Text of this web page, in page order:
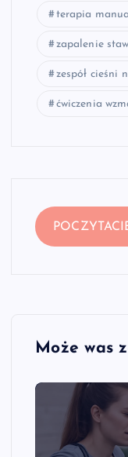
terapia
zapalenie
zespół cieśni
ćwiczenia
Może was